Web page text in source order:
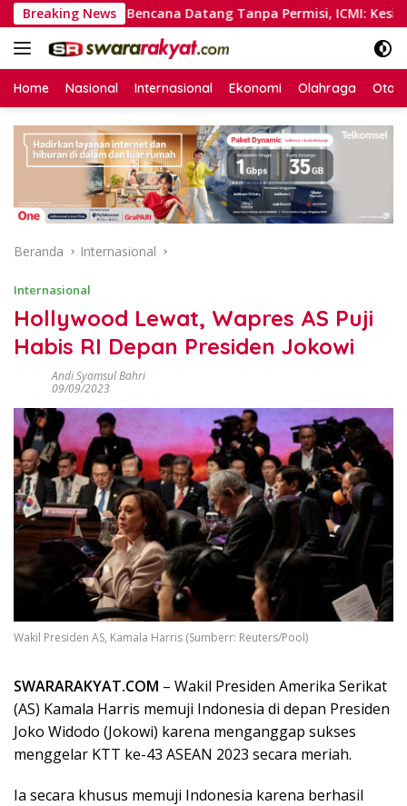
Langsung
ke
konten
Breaking NewsBencana Datang Tanpa Permisi, ICMI:
Home Nasional Internasional Ekonomi Olahraga
Beranda Internasional
Internasional
Hollywood Lewat, Wapres AS Puji
Habis RI Depan Presiden Jokowi
Andi Syamsul Bahri
09/09/2023
Wakil Presiden AS, Kamala Harris (Sumberr: Reuters/Pool)
SWARARAKYAT.COM – Wakil Presiden Amerika Serikat
(AS) Kamala Harris memuji Indonesia di depan Presiden
Joko Widodo (Jokowi) karena menganggap sukses
menggelar KTT ke-43 ASEAN 2023 secara meriah.
Ia secara khusus memuji Indonesia karena berhasil